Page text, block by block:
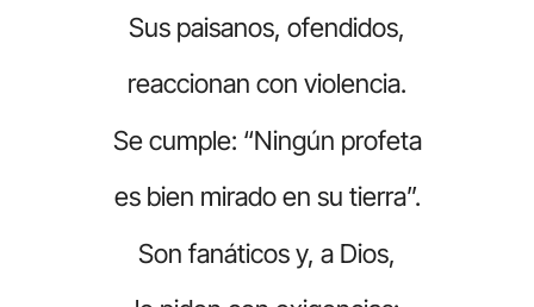
Sus paisanos, ofendidos,
reaccionan con violencia.
Se cumple: “Ningún profeta
es bien mirado en su tierra”.
Son fanáticos y, a Dios,